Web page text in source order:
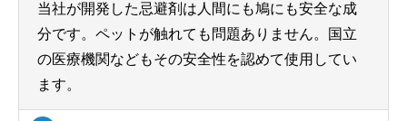
当社が開発した忌避剤は人間にも鳩にも安全な成
分です。ペットが触れても問題ありません。国立
の医療機関などもその安全性を認めて使用してい
ます。